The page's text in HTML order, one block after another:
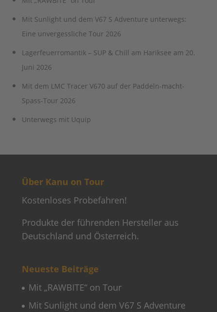
Mit Sunlight und dem V67 S Adventure unterwegs:
Eine unvergessliche Tour 2026
Lagerfeuerromantik – SUP & Chill am Hariksee am 20.
Juni 2026
Mit dem LMC Tracer V670 auf der Paddeln-macht-
Spass-Tour 2026
Unterwegs mit Uquip
Über Kanu on Tour
Kostenloses Probefahren!
Produkte der führenden Hersteller aus
Deutschland und Österreich.
Neueste Beiträge
Mit „RAWBITE“ on Tour
Mit Sunlight und dem V67 S Adventure